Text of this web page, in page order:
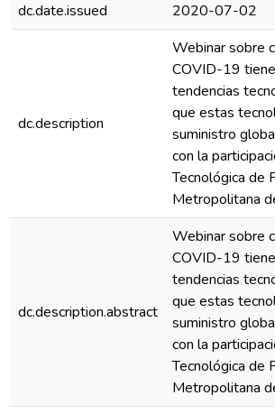
dc.date.issued
2020-07-02
dc.description
Webinar sobre
COVID-19
tendencias
que estas
suministro
con la
Tecnológica de
Metropolitana
dc.description.abstract
Webinar sobre
COVID-19
tendencias
que estas
suministro
con la
Tecnológica de
Metropolitana